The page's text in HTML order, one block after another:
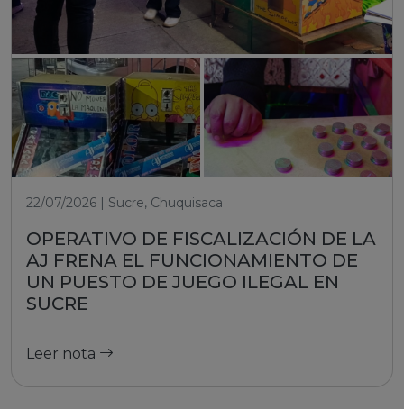
22/07/2026 | Sucre, Chuquisaca
OPERATIVO DE FISCALIZACIÓN DE LA
AJ FRENA EL FUNCIONAMIENTO DE
UN PUESTO DE JUEGO ILEGAL EN
SUCRE
Leer nota